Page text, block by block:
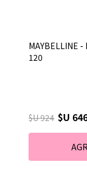
MAYBELLINE -
120
$U 924 $U